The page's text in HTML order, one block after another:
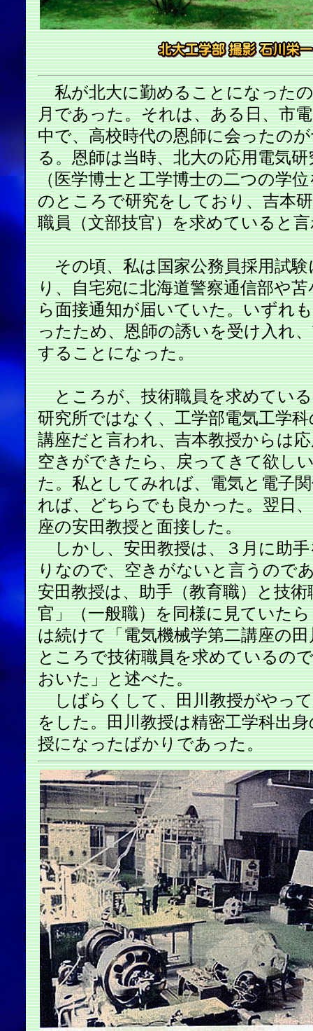
私が北大に勤めることになったの
月であった。それは、ある日、市
中で、高校時代の恩師に会ったの
る。恩師は当時、北大の応用電気
（医学博士と工学博士の二つの学
のところで研究をしており、吉本
職員（文部技官）を求めていると
その頃、私は国家公務員採用試験
り、自宅宛に北海道警察通信部や
ら面接通知が届いていた。いずれ
ったため、恩師の誘いを受け入れ
することになった。
ところが、技術職員を求めている
研究所ではなく、工学部電気工学
講座だと言われ、吉本教授からは
空きができたら、戻ってきて欲し
た。私としてみれば、電気と電子
れば、どちらでも良かった。翌日
座の安田教授と面接した。
しかし、安田教授は、３月に助手
りなので、空きがないと言うので
安田教授は、助手（教育職）と技術
官」（一般職）を同様に見ていた
は続けて「電気機械学第二講座の
ところで技術職員を求めているの
おいた」と述べた。
しばらくして、田川教授がやっ
をした。田川教授は精密工学科出
授になったばかりであった。